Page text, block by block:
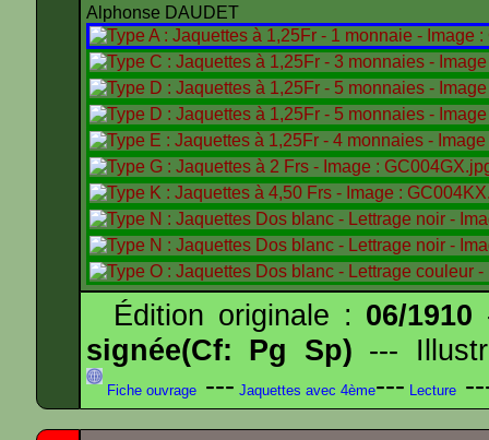
Alphonse DAUDET
Édition originale : 06/1910
signée(Cf: Pg Sp) ---
Fiche ouvrage --- Jaquettes avec 4ème--- Lecture